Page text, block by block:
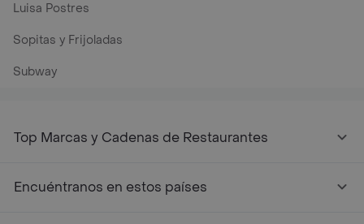
Luisa Postres
Sopitas y Frijoladas
Subway
Top Marcas y Cadenas de Restaurantes
Encuéntranos en estos países